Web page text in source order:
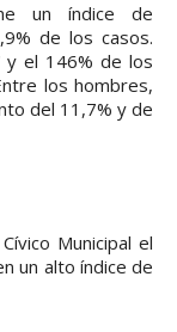
un índice de
de los casos.
y el 146% de los
los hombres,
del 11,7% y de
Municipal el
un alto índice de